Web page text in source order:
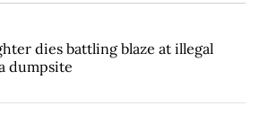
dies battling blaze at illegal
dumpsite